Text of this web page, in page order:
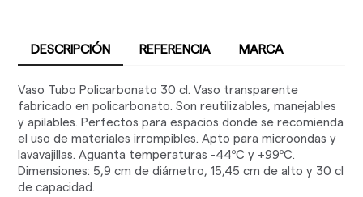
DESCRIPCIÓN REFERENCIA MARCA
Vaso Tubo Policarbonato 30 cl. Vaso transparente
fabricado en policarbonato. Son reutilizables, manejables
y apilables. Perfectos para espacios donde se recomienda
el uso de materiales irrompibles. Apto para microondas y
lavavajillas. Aguanta temperaturas -44ºC y +99ºC.
Dimensiones: 5,9 cm de diámetro, 15,45 cm de alto y 30 cl
de capacidad.